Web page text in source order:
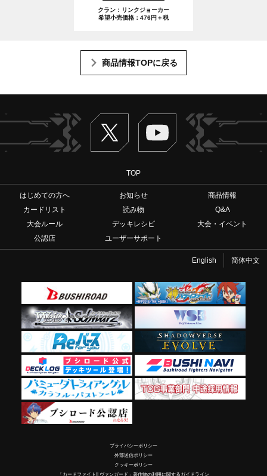
クラン：リンクジョーカー
希望小売価格：476円＋税
商品情報TOPに戻る
Twitter ヴァンガードch
TOP
はじめての方へ お知らせ
商品情報
カードリスト
読み物
Q&A
大会ルール
デッキレシピ
大会・イベント
公認店
ユーザーサポート
English 简体中文
プライバシーポリシー
外部送信ポリシー
クッキーポリシー
「カードファイト!! ヴァンガード」著作物の利用に関するガイドライン